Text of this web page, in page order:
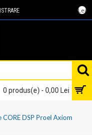
Lei
0 produs(e) - 0,00 Lei
DSP Proel Axiom